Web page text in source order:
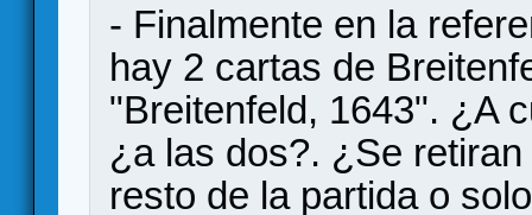
- Finalmente en la
hay 2 cartas de
"Breitenfeld, 1643". ¿A
¿a las dos?. ¿Se
resto de la partida o